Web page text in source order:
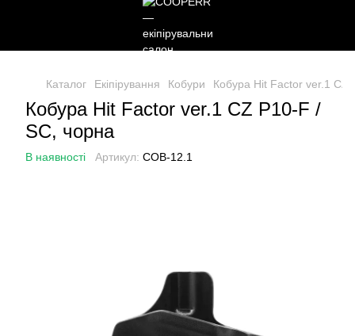
Каталог Екіпірування Кобури Кобура Hit Factor ver.1 CZ
Кобура Hit Factor ver.1 CZ P10-F /
SC, чорна
В наявності Артикул: COB-12.1